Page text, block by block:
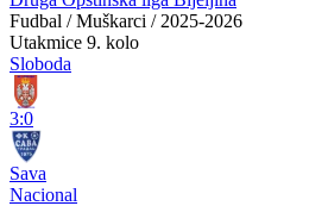
Fudbal / Muškarci / 2025-2026
Utakmice 9. kolo
Sloboda
3:0
Sava
Nacional